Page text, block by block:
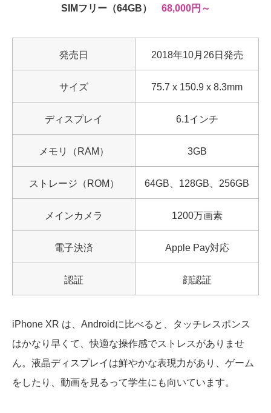
SIMフリー（64GB） 68,000円～
発売日 2018年10月26日発売
サイズ 75.7 x 150.9 x 8.3mm
ディスプレイ 6.1インチ
メモリ（RAM） 3GB
ストレージ（ROM） 64GB、128GB、256GB
メインカメラ 1200万画素
電子決済 Apple Pay対応
認証 顔認証
iPhone XR は、Androidに比べると、タッチレスポンス
はかなり早くて、快適な操作感でストレスがありませ
ん。液晶ディスプレイは鮮やかな表現力があり、ゲーム
をしたり、動画を見るって学生にも向いています。